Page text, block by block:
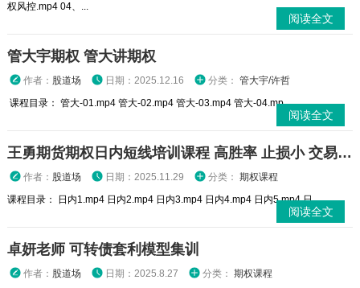
权风控.mp4 04、...
阅读全文
管大宇期权 管大讲期权
作者： 股道场 日期：2025.12.16 分类： 管大宇/许哲
课程目录： 管大-01.mp4 管大-02.mp4 管大-03.mp4 管大-04.mp...
阅读全文
王勇期货期权日内短线培训课程 高胜率 止损小 交易高手
作者： 股道场 日期：2025.11.29 分类： 期权课程
课程目录： 日内1.mp4 日内2.mp4 日内3.mp4 日内4.mp4 日内5.mp4 日...
阅读全文
卓妍老师 可转债套利模型集训
作者： 股道场 日期：2025.8.27 分类： 期权课程